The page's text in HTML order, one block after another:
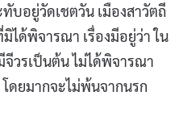
บอยู่วัดเชตวัน เมืองสาวัตถี
ได้พิจารณา เรื่องมีอยู่ว่า ใน
วรเป็นต้น ไม่ได้พิจารณา
ดยมากจะไม่พ้นจากนรก